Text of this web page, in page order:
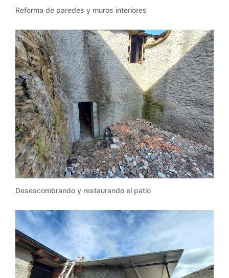
Reforma de paredes y muros interiores
Desescombrando y restaurando el patio